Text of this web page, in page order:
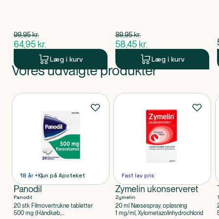
$gammel pris
99,95kr.
Spar 35,00 kr.
$nuværende pris
64,95 kr.
Læg i kurv
$gammel pris
89,95kr.
Spar 31,50 kr.
$nuværende pris
58,45 kr.
Læg i kurv
Produkt 1 af 0
Vores udvalgte produkter
Produkter
18 år +Kun på Apoteket
Panodil
Panodil
20 stk Filmovertrukne tabletter
500 mg (Håndkøb,
Fast lav pris
Zymelin ukonserveret
Zymelin
20 ml Næsespray, opløsning
1 mg/ml, Xylometazolinhydrochlorid